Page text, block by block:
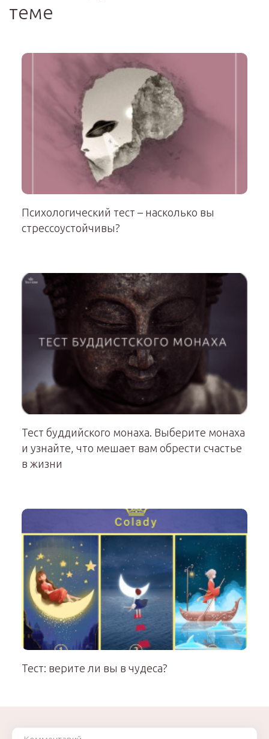
теме
Психологический тест – насколько вы
стрессоустойчивы?
Тест буддийского монаха. Выберите монаха
и узнайте, что мешает вам обрести счастье
в жизни
Тест: верите ли вы в чудеса?
Комментарий